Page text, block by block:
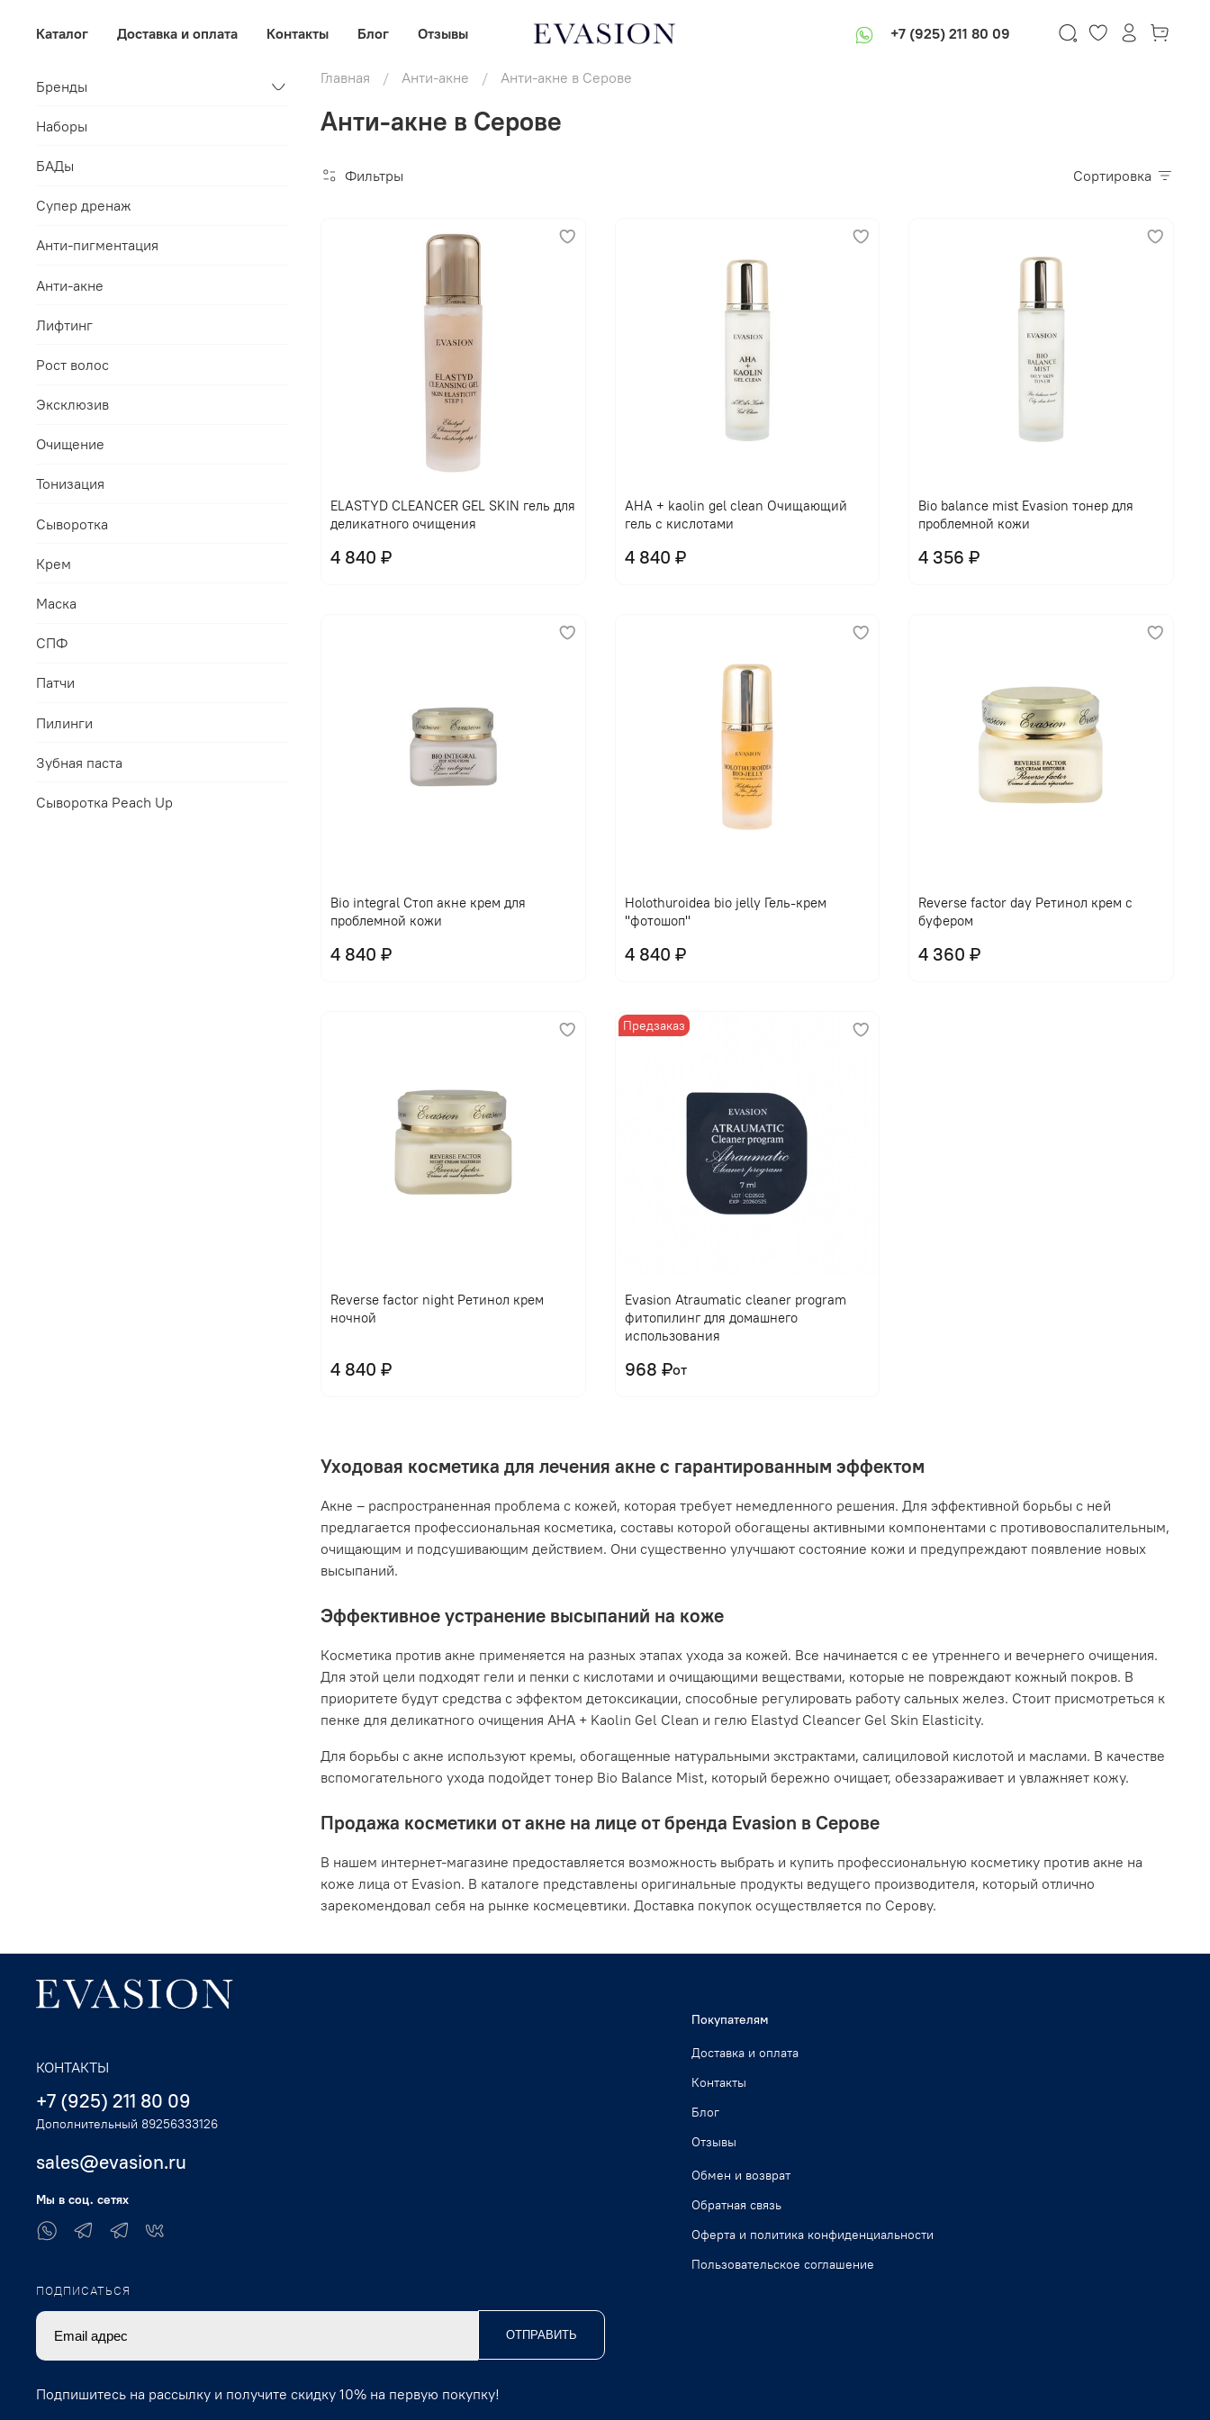
Каталог Доставка и оплата Контакты Блог Отзывы +7 (925) 211 80 09
Главная Анти-акне Анти-акне в Серове
Анти-акне в Серове
Фильтры Сортировка
ELASTYD CLEANCER GEL SKIN гель для
деликатного очищения
4 840 ₽
В корзину
AHA + kaolin gel clean Очищающий
гель с кислотами
4 840 ₽
Bio balance mist Evasion тонер для
проблемной кожи
4 356 ₽
Bio integral Стоп акне крем для
проблемной кожи
4 840 ₽
Holothuroidea bio jelly Гель-крем
"фотошоп"
4 840 ₽
Reverse factor day Ретинол крем с
буфером
4 360 ₽
Reverse factor night Ретинол крем
ночной
4 840 ₽
Предзаказ
Evasion Atraumatic cleaner program
фитопилинг для домашнего
использования
от
968 ₽
Уходовая косметика для лечения акне с гарантированным эффектом
Акне – распространенная проблема с кожей, которая требует немедленного решения. Для эффективной борьбы с ней
предлагается профессиональная косметика, составы которой обогащены активными компонентами с противовоспалительным,
очищающим и подсушивающим действием. Они существенно улучшают состояние кожи и предупреждают появление новых
высыпаний.
Эффективное устранение высыпаний на коже
Косметика против акне применяется на разных этапах ухода за кожей. Все начинается с ее утреннего и вечернего очищения.
Для этой цели подходят гели и пенки с кислотами и очищающими веществами, которые не повреждают кожный покров. В
приоритете будут средства с эффектом детоксикации, способные регулировать работу сальных желез. Стоит присмотреться к
пенке для деликатного очищения AHA + Kaolin Gel Clean и гелю Elastyd Cleancer Gel Skin Elasticity.
Для борьбы с акне используют кремы, обогащенные натуральными экстрактами, салициловой кислотой и маслами. В качестве
вспомогательного ухода подойдет тонер Bio Balance Mist, который бережно очищает, обеззараживает и увлажняет кожу.
Продажа косметики от акне на лице от бренда Evasion в Серове
В нашем интернет-магазине предоставляется возможность выбрать и купить профессиональную косметику против акне на
коже лица от Evasion. В каталоге представлены оригинальные продукты ведущего производителя, который отлично
зарекомендовал себя на рынке космецевтики. Доставка покупок осуществляется по Серову.
Бренды
Наборы
БАДы
Супер дренаж
Анти-пигментация
Анти-акне
Лифтинг
Рост волос
Эксклюзив
Очищение
Тонизация
Сыворотка
Крем
Маска
СПФ
Патчи
Пилинги
Зубная паста
Сыворотка Peach Up
Покупателям
Доставка и оплата
Контакты
Блог
Отзывы
Обмен и возврат
Обратная связь
Оферта и политика конфиденциальности
Пользовательское соглашение
КОНТАКТЫ
+7 (925) 211 80 09
Дополнительный 89256333126
sales@evasion.ru
Мы в соц. сетях
ПОДПИСАТЬСЯ
ОТПРАВИТЬ
Подпишитесь на рассылку и получите скидку 10% на первую покупку!